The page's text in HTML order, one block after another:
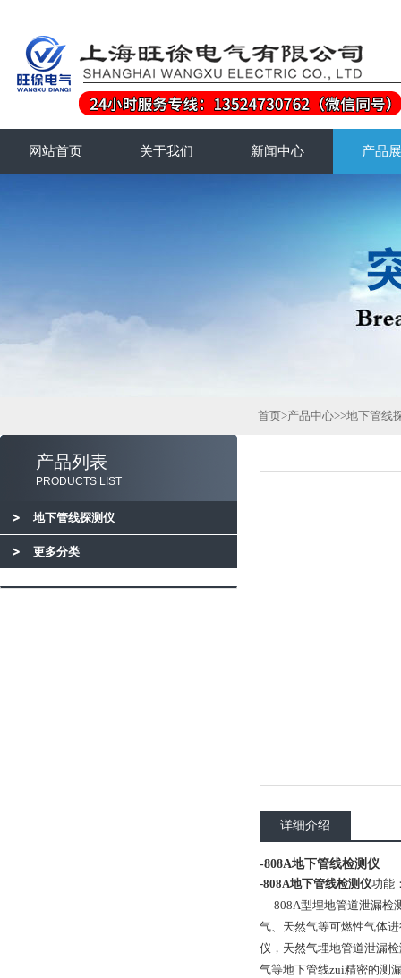
网站首页 关于我们 新闻中心 产品
产品列表
PRODUCTS LIST
地下管线探测仪
更多分类
首页>产品中心>>地下管线
详细介绍
-808A地下管线检测仪
-808A地下管线检测仪功能
-808A型埋地管道泄漏检
气、天然气等可燃性气体
仪，天然气埋地管道泄漏
气等地下管线zui精密的测